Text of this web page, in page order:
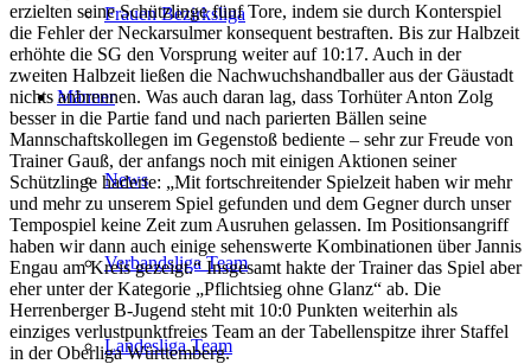
Frauen Bezirksliga
Männer
News
Verbandsliga Team
Landesliga Team
erzielten seine Schützlinge fünf Tore, indem sie durch Konterspiel
die Fehler der Neckarsulmer konsequent bestraften. Bis zur Halbzeit
erhöhte die SG den Vorsprung weiter auf 10:17. Auch in der
zweiten Halbzeit ließen die Nachwuchshandballer aus der Gäustadt
nichts anbrennen. Was auch daran lag, dass Torhüter Anton Zolg
besser in die Partie fand und nach parierten Bällen seine
Mannschaftskollegen im Gegenstoß bediente – sehr zur Freude von
Trainer Gauß, der anfangs noch mit einigen Aktionen seiner
Schützlinge haderte: „Mit fortschreitender Spielzeit haben wir mehr
und mehr zu unserem Spiel gefunden und dem Gegner durch unser
Tempospiel keine Zeit zum Ausruhen gelassen. Im Positionsangriff
haben wir dann auch einige sehenswerte Kombinationen über Jannis
Engau am Kreis gezeigt.“ Insgesamt hakte der Trainer das Spiel aber
eher unter der Kategorie „Pflichtsieg ohne Glanz“ ab. Die
Herrenberger B-Jugend steht mit 10:0 Punkten weiterhin als
einziges verlustpunktfreies Team an der Tabellenspitze ihrer Staffel
in der Oberliga Württemberg.